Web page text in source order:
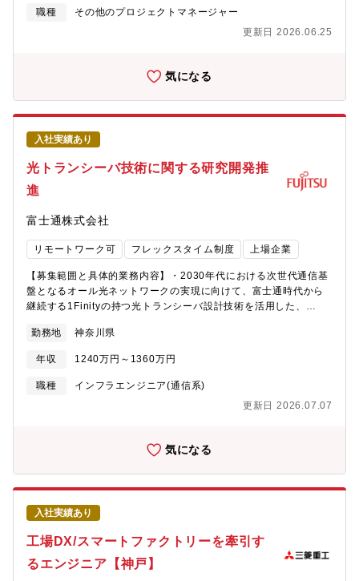
発・量産フェーズまで、実務の中心として携わることができま
す。自分の関与が製品として形になる実感を得られるポジション
技術課題を直接調整します。グローバルな開発現場を日常的に経
社内外調整にも関与できるため、サーバ開発における「技術＋プ
ステップアップが描けるポジションまずは担当者として開発実務
を担い、経験を積むことで、将来的には開発リーダやマネージャ
としてプロジェクトを牽引する役割へと成長していくことが可能
です。実力に応じて、より広い役割を任せてもらえる環境です。
【配属組織】先端コンピューティング開発本部【組織としてのミ
ッション】持続可能なデジタル社会を実現すべく、世界トップの
テクノロジー開発に挑戦し、新たなテクノロジープラットフォー
ムを創り上げる【会社の魅力】■働き方について ・全社で年間
80％以上の在宅勤務活用率。 ・コアタイム無しのフレックスタイ
ム制、子育て、介護、私用問わず私生活に合わせた働き方が実現
可。・ドレスコードの自由化や、活き活きと働くための社内カル
律的なキャリア形成を推進し、グループ全体でポスティング制度
やFA制度が利用可能。 ・各部組織エンゲージメントを高める活動
を支える役割です。プロジェクト全体の方針策定や最終判断はリ
るタスクや調整業務を着実に実行し、プロジェクトが滞りなく進
ロジェクト全体の進捗・課題管理の補佐（各チームからの情報収
集、一覧化、更新/課題の状況整理、対応状況のフォロー）・プロ
ジェクト会議体の運営支援（議事メモ作成、アクション管理、関
係者への展開）・拡販装置の貸し出し・評価活用を実現するため
の手続き対応（開発部門・評価部門・拡販装置管理チームとの各
種調整）・ベンチマーク評価の推進支援（評価計画・スケジュー
ル調整、関係部署との連携、結果整理のサポート）・各種認証取
得に向けた調整・進捗フォロー・また、FUJITSU-MONAKA後継
CPU開発プロジェクトの立上についても関わっていただきます。
FUJITSU?MONAKAを中核としたサーバ開発プロジェクトにおい
て、プロジェクトマネジメントチームのサブリーダとしてリーダ
を補佐し、実務面からプロジェクト推進を支えることをミッショ
リスクを把握したうえで、関係部署との調整や段取りを行い、プ
ロジェクトが計画どおりに進む状態を現場から作っていく役割を
担っていただきます。リーダが意思決定しやすいように、状況を
整理し、論点を明確にした形で情報を上げることも重要な役割で
いったテーマについては、実運用を担当するチームと開発部門を
が出る状態を実現することを期待しています。単なる取りまとめ
にとどまらず、「どうすれば進むか」を考え、実行に移す推進力
して活躍するためのステップとなる役割です。現場での調整力・
ントチームにおいて、リーダを補佐しながら実務面でプロジェク
は、現行のFUJITSU?MONAKAサーバ開発プロジェクトを支える
とともに、将来的に予定されている後継CPU開発プロジェクトも
見据え、プロジェクト運営の現場力を底上げしていただける方を
職種
その他のプロジェクトマネージャー
更新日 2026.06.25
気になる
入社実績あり
光トランシーバ技術に関する研究開発推
進
富士通株式会社
リモートワーク可 フレックスタイム制度 上場企業
【募集範囲と具体的業務内容】・2030年代における次世代通信基
盤となるオール光ネットワークの実現に向けて、富士通時代から
継続する1Finityの持つ光トランシーバ設計技術を活用した、
進。・次世代光トランシーバ向け光・電子デバイスに関する要求
仕様、トランシーバ構成、その適用アプリケーション・ユースケ
ースに関する技術の研究開発、事業化・普及をリードすること
で、有望なユースケースとして想定するAIを中心とした情報処理
ジタル社会の実現に貢献。"【個人に期待する役割やミッショ
求、研究開発成果の実用化に向けた計画策定、要素技術、顧客課
題仮説の検証、およびその予実マネージメント・オール光ネット
ワークに関わるオープンフォーラム、コミュニティ（OIF、TIPな
ど）を活用した、研究開発成果の普及に向けた計画立案、エコシ
ステムパートナー等の国内外、社内外のパートナーシップの構築
を担務【仕事の魅力・やりがい】光伝送システム、電子回路、光
デバイス、信号処理技術など、高い専門性を持つメンバーととも
に、次世代向け光トランシーバ技術に関する研究開発の推進・マ
ネージメント、標準化団体やフォーラム、国際学会発表や学会委
勤務地 神奈川県
年収 1240万円～1360万円
職種
インフラエンジニア(通信系)
更新日 2026.07.07
気になる
入社実績あり
工場DX/スマートファクトリーを牽引す
るエンジニア【神戸】